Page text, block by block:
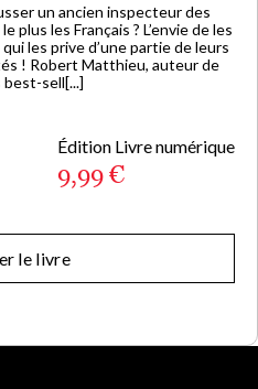
un ancien inspecteur des
plus les Français ? L’envie de les
les prive d’une partie de leurs
! Robert Matthieu, auteur de
sell[...]
Édition Livre numérique
9,99 €
le livre